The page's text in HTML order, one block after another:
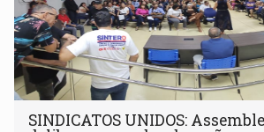
SINDICATOS UNIDOS: